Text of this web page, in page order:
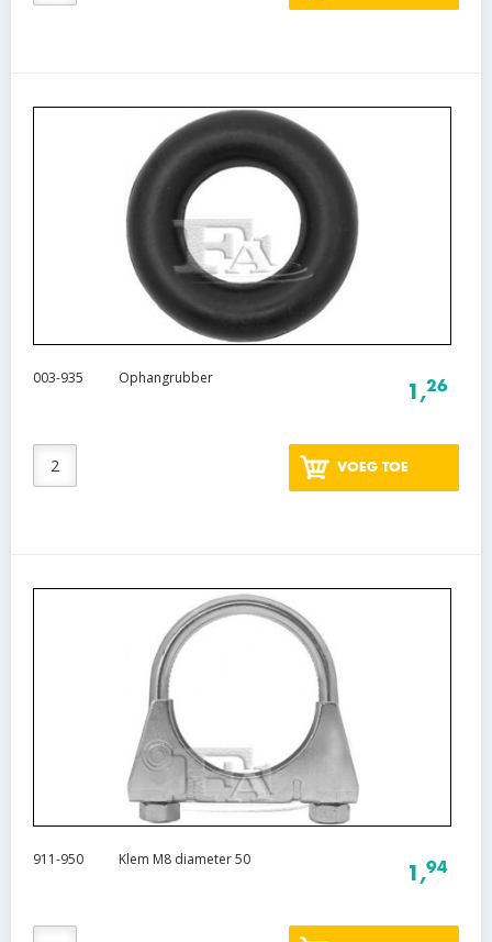
003-935 Ophangrubber
1,26
VOEG TOE
911-950 Klem M8 diameter 50
1,94